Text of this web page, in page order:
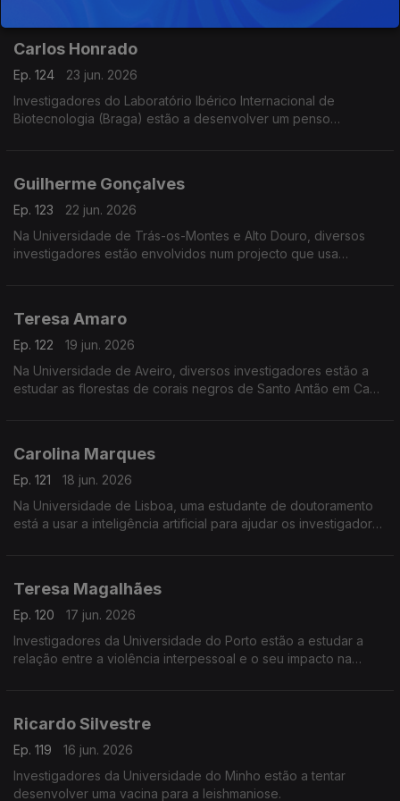
Carlos Honrado
Ep. 124
23 jun. 2026
Investigadores do Laboratório Ibérico Internacional de
Biotecnologia (Braga) estão a desenvolver um penso
Guilherme Gonçalves
Ep. 123
22 jun. 2026
Na Universidade de Trás-os-Montes e Alto Douro, diversos
investigadores estão envolvidos num projecto que usa
Teresa Amaro
Ep. 122
19 jun. 2026
Na Universidade de Aveiro, diversos investigadores estão a
estudar as florestas de corais negros de Santo Antão em Cabo
Carolina Marques
Ep. 121
18 jun. 2026
Na Universidade de Lisboa, uma estudante de doutoramento
está a usar a inteligência artificial para ajudar os investigadores
Teresa Magalhães
Ep. 120
17 jun. 2026
Investigadores da Universidade do Porto estão a estudar a
relação entre a violência interpessoal e o seu impacto na
Ricardo Silvestre
Ep. 119
16 jun. 2026
Investigadores da Universidade do Minho estão a tentar
desenvolver uma vacina para a leishmaniose.